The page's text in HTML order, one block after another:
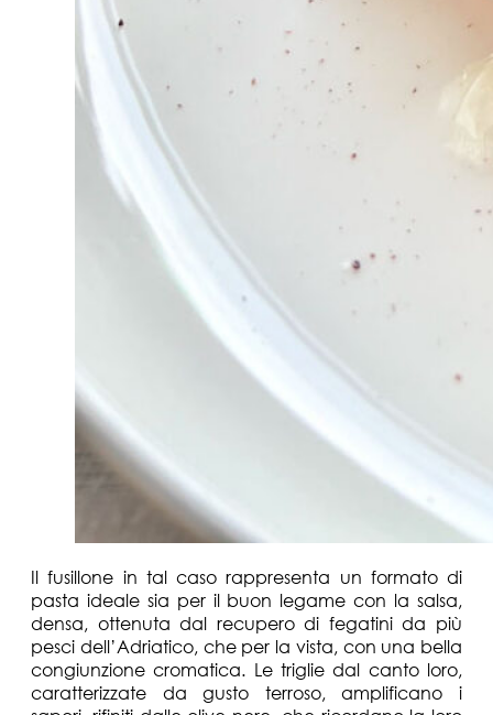
Il fusillone in tal caso rappresenta un formato di
pasta ideale sia per il buon legame con la salsa,
densa, ottenuta dal recupero di fegatini da più
pesci dell’Adriatico, che per la vista, con una bella
congiunzione cromatica. Le triglie dal canto loro,
caratterizzate da gusto terroso, amplificano i